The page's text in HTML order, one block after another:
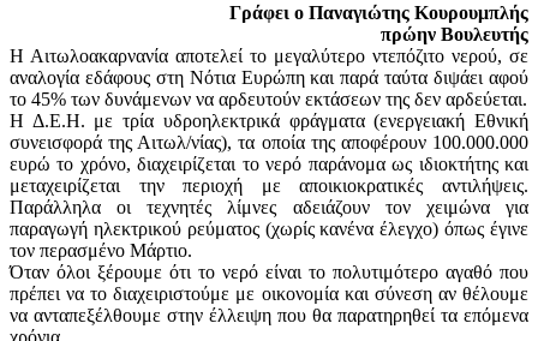
Γράφει ο Παναγιώτης Κουρουμπλής
πρώην Βουλευτής
Η Αιτωλοακαρνανία αποτελεί το μεγαλύτερο ντεπόζιτο νερού, σε
αναλογία εδάφους στη Νότια Ευρώπη και παρά ταύτα διψάει αφού
το 45% των δυνάμενων να αρδευτούν εκτάσεων της δεν αρδεύεται.
Η Δ.Ε.Η. με τρία υδροηλεκτρικά φράγματα (ενεργειακή Εθνική
συνεισφορά της Αιτωλ/νίας), τα οποία της αποφέρουν 100.000.000
ευρώ το χρόνο, διαχειρίζεται το νερό παράνομα ως ιδιοκτήτης και
μεταχειρίζεται την περιοχή με αποικιοκρατικές αντιλήψεις.
Παράλληλα οι τεχνητές λίμνες αδειάζουν τον χειμώνα για
παραγωγή ηλεκτρικού ρεύματος (χωρίς κανένα έλεγχο) όπως έγινε
τον περασμένο Μάρτιο.
Όταν όλοι ξέρουμε ότι το νερό είναι το πολυτιμότερο αγαθό που
πρέπει να το διαχειριστούμε με οικονομία και σύνεση αν θέλουμε
να ανταπεξέλθουμε στην έλλειψη που θα παρατηρηθεί τα επόμενα
χρόνια.